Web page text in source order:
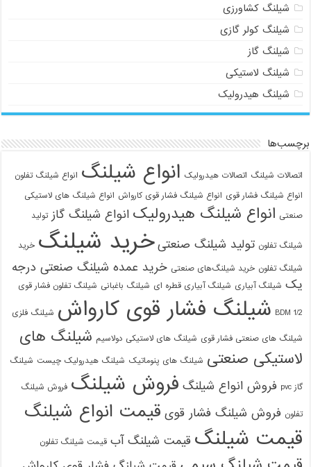
شیلنگ کشاورزی
شیلنگ کولر گازی
شیلنگ گاز
شیلنگ لاستیکی
شیلنگ هیدرولیک
برچسب‌ها
اتصالات شیلنگ اتصالات هیدرولیک انواع شیلنگ انواع شیلنگ تفلون
انواع شیلنگ فشار قوی انواع شیلنگ فشار قوی کارواش انواع شیلنگ های لاستیکی
صنعتی انواع شیلنگ هیدرولیک انواع شیلنگ گاز تولید
شیلنگ تفلون تولید شیلنگ صنعتی خرید شیلنگ خرید
شیلنگ تفلون خرید شیلنگ‌های صنعتی خرید عمده شیلنگ صنعتی درجه
یک شیلنگ آبیاری شیلنگ آبیاری قطره ای شیلنگ باغبانی شیلنگ تفلون فشار قوی
1/2 BDM شیلنگ فشار قوی کارواش شیلنگ فلزی
شیلنگ های صنعتی فشار قوی شیلنگ های لاستیکی دولاسیم شیلنگ های
لاستیکی صنعتی شیلنگ های پنوماتیک شیلنگ هیدرولیک چیست شیلنگ
گاز pvc فروش انواع شیلنگ فروش شیلنگ فروش شیلنگ
تفلون فروش شیلنگ فشار قوی قیمت انواع شیلنگ
قیمت شیلنگ قیمت شیلنگ آب قیمت شیلنگ تفلون